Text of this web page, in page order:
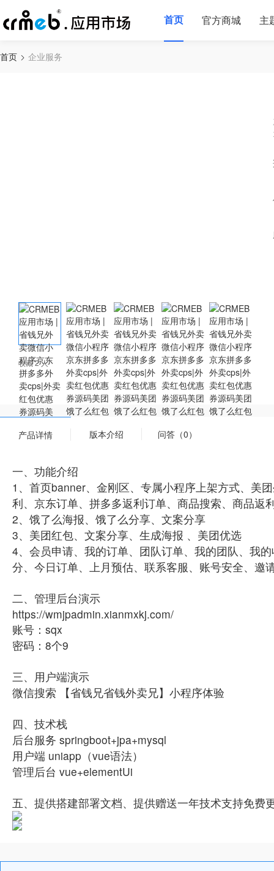
首页 官方商城 主
首页 企业服务
收藏 2 人
产品详情 版本介绍 问答（0）
一、功能介绍
1、首页banner、金刚区、专属小程序上架方式、美
利、京东订单、拼多多返利订单、商品搜索、商品返
2、饿了么海报、饿了么分享、文案分享
3、美团红包、文案分享、生成海报 、美团优选
4、会员申请、我的订单、团队订单、我的团队、我
分、今日订单、上月预估、联系客服、账号安全、
二、管理后台演示
https://wmjpadmin.xianmxkj.com/
账号：sqx
密码：8个9
三、用户端演示
微信搜索 【省钱兄省钱外卖兄】小程序体验
四、技术栈
后台服务 springboot+jpa+mysql
用户端 uniapp（vue语法）
管理后台 vue+elementUi
五、提供搭建部署文档、提供赠送一年技术支持免